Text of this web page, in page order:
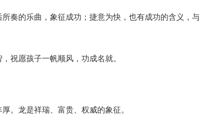
奏的乐曲，象征成功；捷意为快，也有成功的含义，
祝愿孩子一帆顺风，功成名就。
。龙是祥瑞、富贵、权威的象征。